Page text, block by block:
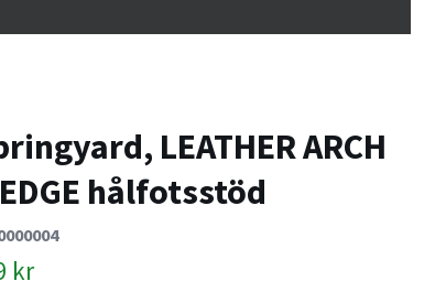
LEATHER ARCH
hålfotsstöd
kr